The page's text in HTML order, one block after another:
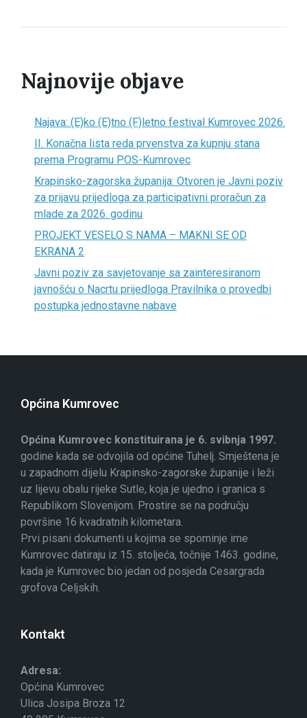
Najnovije objave
Najava: (E)ko (E)tno (F)letno festival Kumrovec 2026.
II. Konačna lista reda prvenstva za kupnju stana
prema Programu POS-Kumrovec
Krapinsko-zagorska županija: Otvoren je Javni poziv
za prijavu prijedloga za participativni proračun za
mlade za 2026. godinu
PROJEKT VESELO S NAMA – MAKNI SE OD
EKRANA 2
Javni poziv za savjetovanje sa zainteresiranom
javnošću o Nacrtu prijedloga Pravilnika o provedbi
postupka jednostavne nabave
Općina Kumrovec
Općina Kumrovec konstituirana je 6. svibnja 1997.
godine kada se odvojila od općine Tuhelj. Smještena je
u zapadnom dijelu Krapinsko-zagorske županije i leži
uz lijevu obalu rijeke Sutle, koja je ujedno i granica s
Republikom Slovenijom. Prostire se na području
površine 16 kvadratnih kilometara.
Prvi pisani dokumenti u kojima se spominje ime
Kumrovec datiraju iz 15. stoljeća, točnije 1463. godine,
kada je Kumrovec bio jedan od posjeda Cesargrada
grofova Celjskih.
Kontakt
Adresa:
Općina Kumrovec
Ulica Josipa Broza 12